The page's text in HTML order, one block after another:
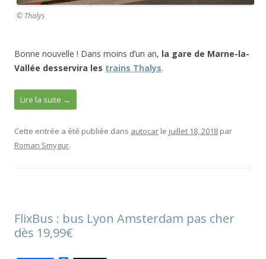
© Thalys
Bonne nouvelle ! Dans moins d’un an, la gare de Marne-la-
Vallée desservira les trains Thalys.
Lire la suite →
Cette entrée a été publiée dans autocar le juillet 18, 2018 par
Roman Smygur.
FlixBus : bus Lyon Amsterdam pas cher
dès 19,99€